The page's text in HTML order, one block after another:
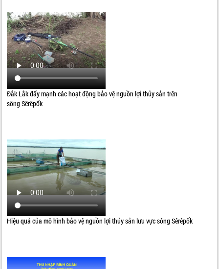
Đắk Lắk đẩy mạnh các hoạt động bảo vệ nguồn lợi thủy sản trên
sông Sêrêpốk
Hiệu quả của mô hình bảo vệ nguồn lợi thủy sản lưu vực sông Sêrêpốk